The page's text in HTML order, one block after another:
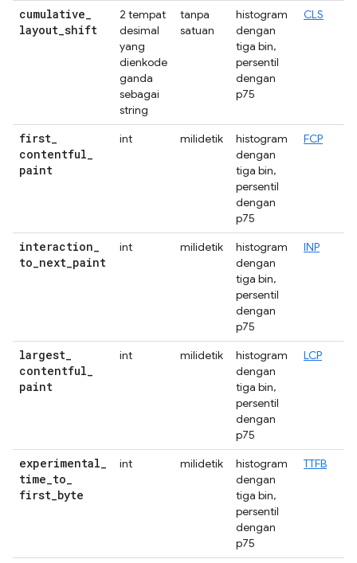
cumulative_
layout_shift
2 tempat
desimal
yang
dienkode
ganda
sebagai
string
tanpa
satuan
histogram
dengan
tiga bin,
persentil
dengan
p75
CLS
first_
contentful_
paint
int milidetik
histogram
dengan
tiga bin,
persentil
dengan
p75
FCP
interaction_
to_next_paint
int milidetik
histogram
dengan
tiga bin,
persentil
dengan
p75
INP
largest_
contentful_
paint
int milidetik
histogram
dengan
tiga bin,
persentil
dengan
p75
LCP
experimental_
time_to_
first_byte
int milidetik
histogram
dengan
tiga bin,
persentil
dengan
p75
TTFB